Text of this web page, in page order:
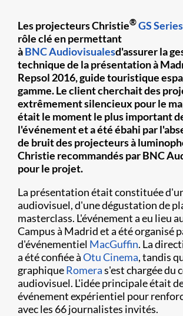
Les projecteurs Christie®GS Series
rôle clé en permettant
àBNC Audiovisualesd'assurer la
technique de la présentation à
Repsol 2016, guide touristique
gamme. Le client cherchait des
extrêmement silencieux pour le
était le moment le plus important
l'événement et a été ébahi par
de bruit des projecteurs à
Christie recommandés par BNC
pour le projet.
La présentation était constituée
audiovisuel, d'une dégustation de
masterclass. L'événement a eu lieu
Campus à Madrid et a été organisé
d'événementiel MacGuffin. La
a été confiée àOtu Cinema, tandis
graphiqueRomeras'est chargée du
audiovisuel. L'idée principale était
événement expérientiel pour
avec les 66 journalistes invités.